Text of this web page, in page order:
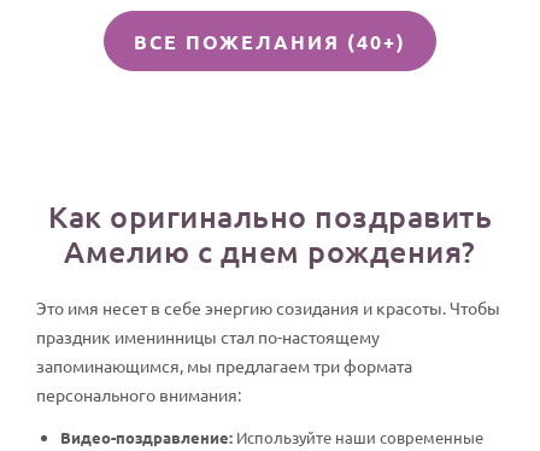
ВСЕ ПОЖЕЛАНИЯ (40+)
Как оригинально поздравить
Амелию с днем рождения?
Это имя несет в себе энергию созидания и красоты. Чтобы
праздник именинницы стал по-настоящему
запоминающимся, мы предлагаем три формата
персонального внимания:
Видео-поздравление: Используйте наши современные